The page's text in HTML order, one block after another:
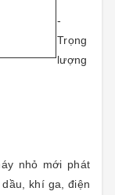
-
Trọng
lượng
nhỏ mới phát
khí ga, điện